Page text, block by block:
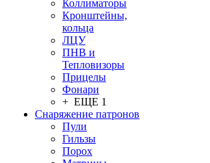
Коллиматоры
Кронштейны,
кольца
ЛЦУ
ПНВ и
Тепловизоры
Прицелы
Фонари
+ ЕЩЕ 1
Снаряжение патронов
Пули
Гильзы
Порох